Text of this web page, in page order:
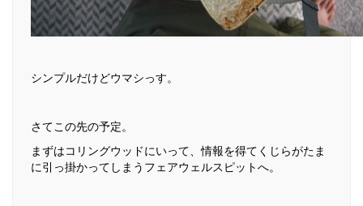
シンプルだけどウマシっす。
さてこの先の予定。
まずはコリングウッドにいって、情報を得てくじらがたま
に引っ掛かってしまうフェアウェルスピットへ。